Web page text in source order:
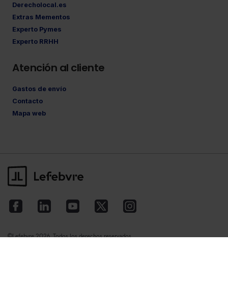
Derecholocal.es
Extras Mementos
Experto Pymes
Experto RRHH
Atención al cliente
Gastos de envío
Contacto
Mapa web
©Lefebvre2026. Todos los derechos reservados.